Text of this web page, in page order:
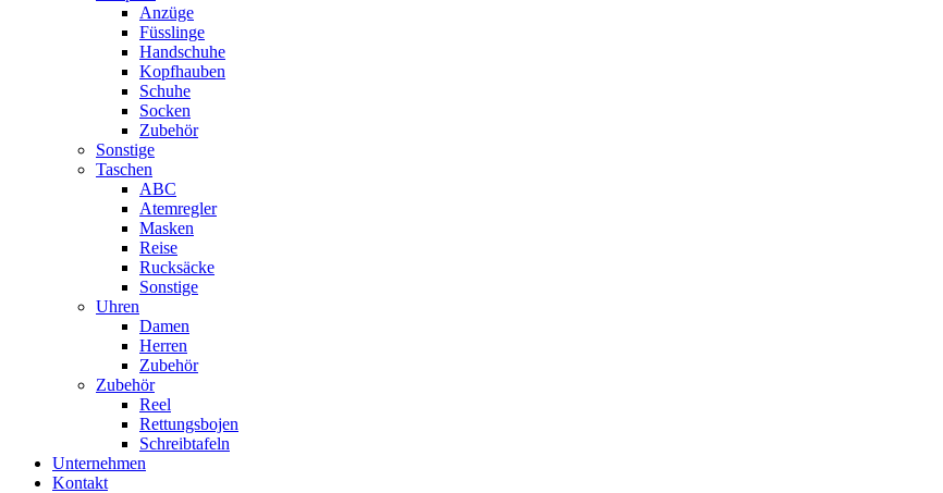
Anzüge
Füsslinge
Handschuhe
Kopfhauben
Schuhe
Socken
Zubehör
Sonstige
Taschen
ABC
Atemregler
Masken
Reise
Rucksäcke
Sonstige
Uhren
Damen
Herren
Zubehör
Zubehör
Reel
Rettungsbojen
Schreibtafeln
Unternehmen
Kontakt